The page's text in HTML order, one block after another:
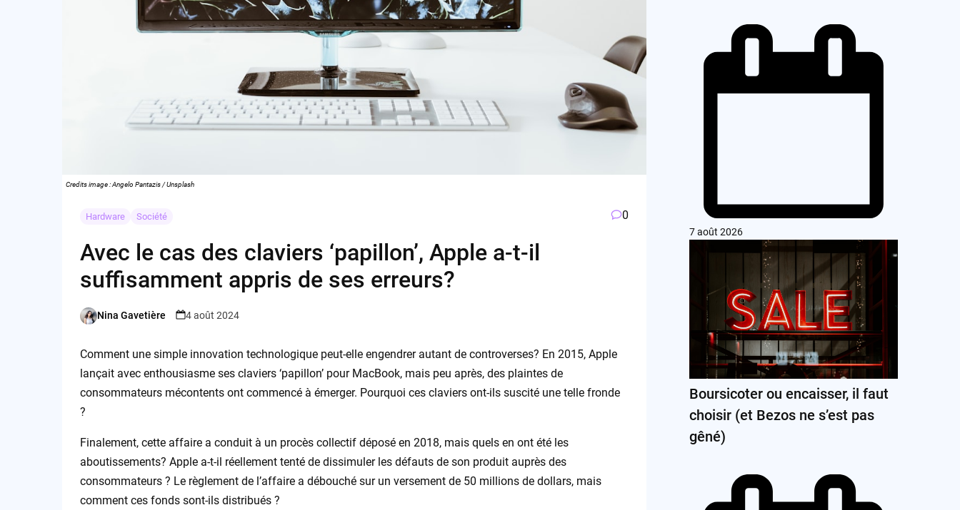
Credits image : Angelo Pantazis / Unsplash
Hardware Société 0
Avec le cas des claviers ‘papillon’, Apple a-t-il
suffisamment appris de ses erreurs?
Posted
Nina Gavetière 4 août 2024
Comment une simple innovation technologique peut-elle engendrer autant de controverses? En 2015, Apple
lançait avec enthousiasme ses claviers ‘papillon’ pour MacBook, mais peu après, des plaintes de
consommateurs mécontents ont commencé à émerger. Pourquoi ces claviers ont-ils suscité une telle fronde
?
Finalement, cette affaire a conduit à un procès collectif déposé en 2018, mais quels en ont été les
aboutissements? Apple a-t-il réellement tenté de dissimuler les défauts de son produit auprès des
consommateurs ? Le règlement de l’affaire a débouché sur un versement de 50 millions de dollars, mais
comment ces fonds sont-ils distribués ?
7 août 2026
Boursicoter ou encaisser, il faut
choisir (et Bezos ne s’est pas
gêné)